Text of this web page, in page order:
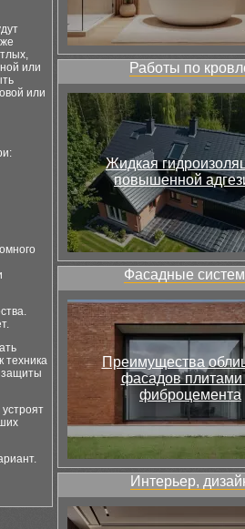
или
или
техника
защиты
Работы по
Жидкая
повышенной
Фасадные
Преимущества
фасадов плитами
фиброцемента
Интерьер,